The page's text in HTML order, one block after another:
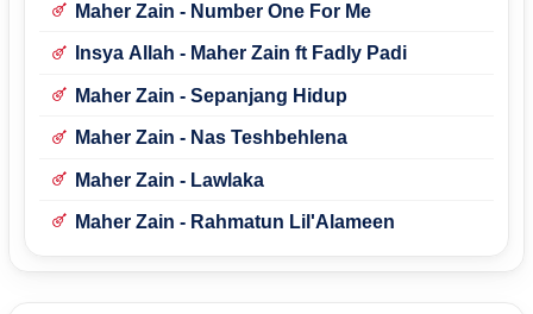
Maher Zain - Number One For Me
Insya Allah - Maher Zain ft Fadly Padi
Maher Zain - Sepanjang Hidup
Maher Zain - Nas Teshbehlena
Maher Zain - Lawlaka
Maher Zain - Rahmatun Lil'Alameen